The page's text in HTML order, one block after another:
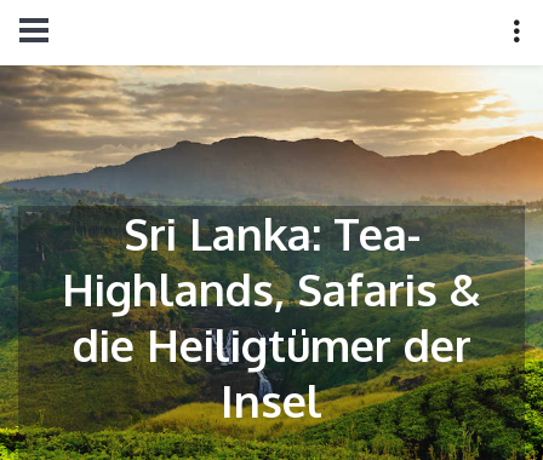
Sri Lanka: Tea-
Highlands, Safaris &
die Heiligtümer der
Insel